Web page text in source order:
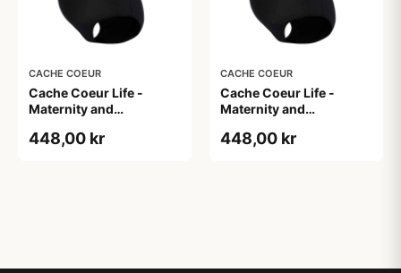
CACHE COEUR
Cache Coeur Life -
Maternity and
448,00 kr
CACHE COEUR
Cache Coeur Life -
Maternity and
448,00 kr